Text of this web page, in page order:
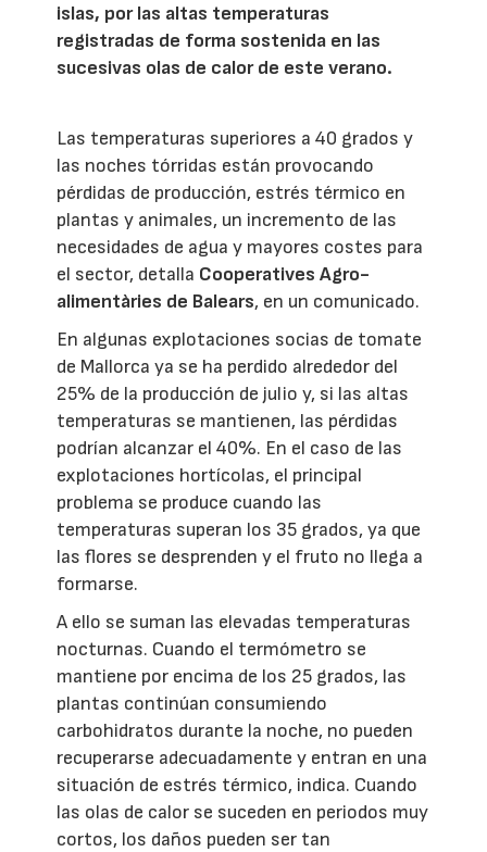
islas, por las altas temperaturas
registradas de forma sostenida en las
sucesivas olas de calor de este verano.
Las temperaturas superiores a 40 grados y
las noches tórridas están provocando
pérdidas de producción, estrés térmico en
plantas y animales, un incremento de las
necesidades de agua y mayores costes para
el sector, detalla Cooperatives Agro-
alimentàries de Balears, en un comunicado.
En algunas explotaciones socias de tomate
de Mallorca ya se ha perdido alrededor del
25% de la producción de julio y, si las altas
temperaturas se mantienen, las pérdidas
podrían alcanzar el 40%. En el caso de las
explotaciones hortícolas, el principal
problema se produce cuando las
temperaturas superan los 35 grados, ya que
las flores se desprenden y el fruto no llega a
formarse.
A ello se suman las elevadas temperaturas
nocturnas. Cuando el termómetro se
mantiene por encima de los 25 grados, las
plantas continúan consumiendo
carbohidratos durante la noche, no pueden
recuperarse adecuadamente y entran en una
situación de estrés térmico, indica. Cuando
las olas de calor se suceden en periodos muy
cortos, los daños pueden ser tan